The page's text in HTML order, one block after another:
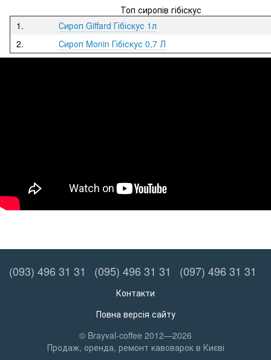
Топ сиропів гібіскус
1.
Сироп Giffard Гібіскус 1л
2.
Сироп Monin Гібіскус 0,7 Л
(093) 496 31 31 (095) 496 31 31 (097) 496 31 31
Контакти
Повна версія сайту
© Brayval-coffee 2012—2026
Продаж, оренда, ремонт кавоварок в Києві